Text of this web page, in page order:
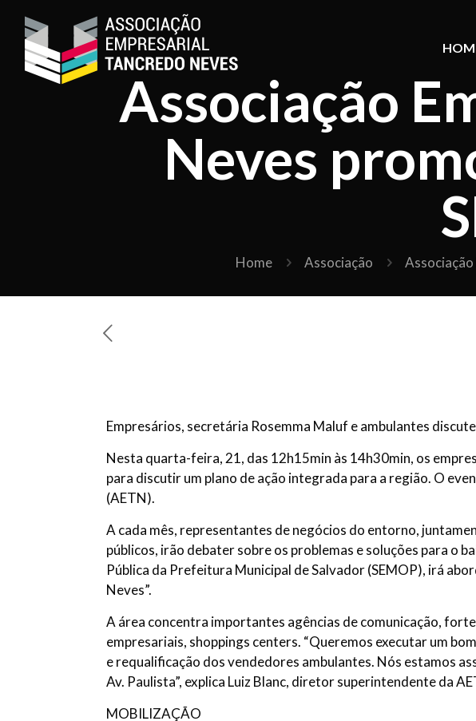
Associação
Neves
Home Associação
Empresários, secretária Rosemma Maluf e ambulantes
Nesta quarta-feira, 21, das 12h15min às 14h30min, os
para discutir um plano de ação integrada para a região. O
(AETN).
A cada mês, representantes de negócios do entorno,
públicos, irão debater sobre os problemas e soluções para o
Pública da Prefeitura Municipal de Salvador (SEMOP), irá
Neves”.
A área concentra importantes agências de comunicação,
empresariais, shoppings centers. “Queremos executar um
e requalificação dos vendedores ambulantes. Nós estamos
Av. Paulista”, explica Luiz Blanc, diretor superintendente da
MOBILIZAÇÃO